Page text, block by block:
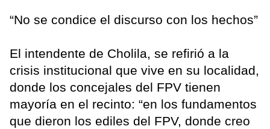
“No se condice el discurso con los hechos”
El intendente de Cholila, se refirió a la
crisis institucional que vive en su localidad,
donde los concejales del FPV tienen
mayoría en el recinto: “en los fundamentos
que dieron los ediles del FPV, donde creo